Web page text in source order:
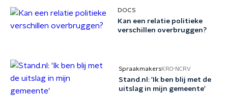
DOCS
Kan een relatie politieke
verschillen overbruggen?
SpraakmakersKRO-NCRV
Stand.nl: 'Ik ben blij met de
uitslag in mijn gemeente'